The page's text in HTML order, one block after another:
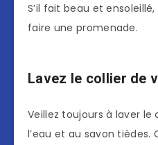
S’il fait beau et
faire une promenade.
Lavez le collier de
Veillez toujours à laver le
l’eau et au savon tièdes.